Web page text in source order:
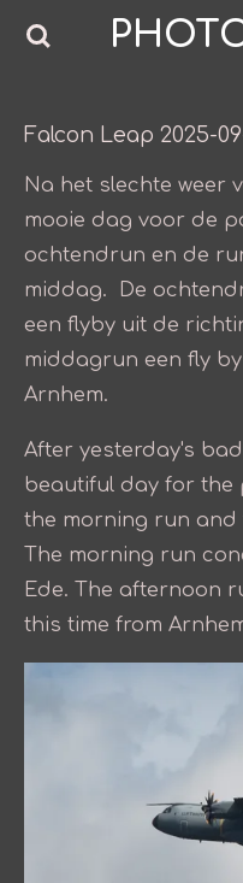
Ga
deFalcon Leap 2025-
Na het slechte weer
mooie dag voor de
ochtendrun en de
middag. De
een flyby uit de
middagrun een fly
Arnhem.
After yesterday's
beautiful day for the
the morning run
The morning run
Ede. The afternoon
this time from